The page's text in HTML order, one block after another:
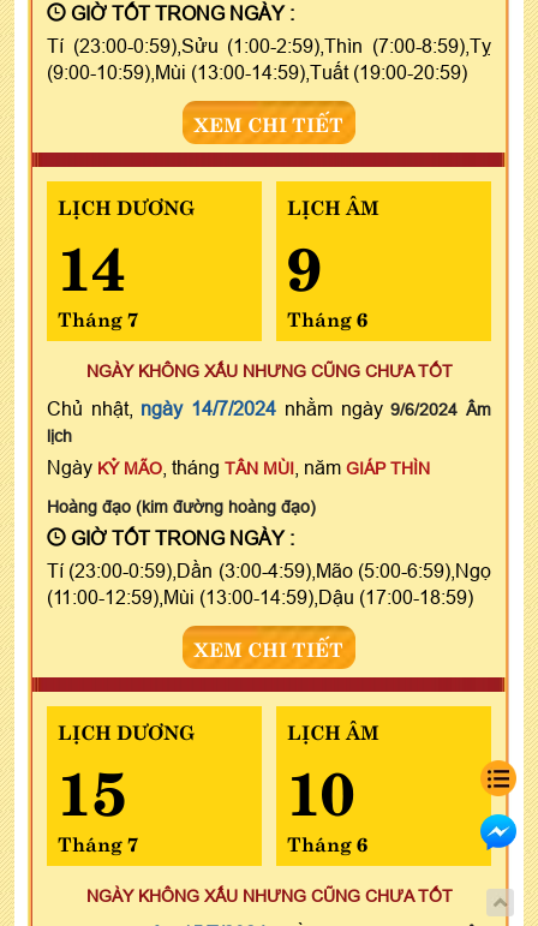
GIỜ TỐT TRONG NGÀY :
Tí (23:00-0:59),Sửu (1:00-2:59),Thìn (7:00-8:59),Tỵ
(9:00-10:59),Mùi (13:00-14:59),Tuất (19:00-20:59)
XEM CHI TIẾT
LỊCH DƯƠNG
14
Tháng 7
LỊCH ÂM
9
Tháng 6
NGÀY KHÔNG XẤU NHƯNG CŨNG CHƯA TỐT
Chủ nhật, ngày 14/7/2024 nhằm ngày9/6/2024 Âm
lịch
Ngày KỶ MÃO , tháng TÂN MÙI , năm GIÁP THÌN
Hoàng đạo (kim đường hoàng đạo)
GIỜ TỐT TRONG NGÀY :
Tí (23:00-0:59),Dần (3:00-4:59),Mão (5:00-6:59),Ngọ
(11:00-12:59),Mùi (13:00-14:59),Dậu (17:00-18:59)
XEM CHI TIẾT
LỊCH DƯƠNG
15
Tháng 7
LỊCH ÂM
10
Tháng 6
NGÀY KHÔNG XẤU NHƯNG CŨNG CHƯA TỐT